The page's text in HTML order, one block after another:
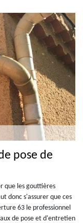
pose de
que les gouttières
donc s'assurer que ces
63 le professionnel
de pose et d'entretien